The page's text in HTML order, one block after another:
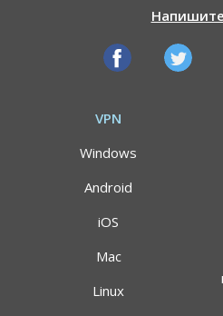
VPN
Windows
Android
iOS
Mac
Linux